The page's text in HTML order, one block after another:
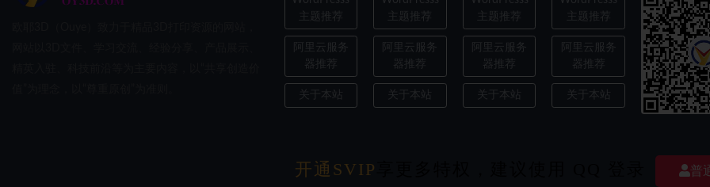
主题推荐
阿里云服务
器推荐
关于本站
主题推荐
阿里云服务
器推荐
关于本站
主题推荐
阿里云服务
器推荐
关于本站
主题推荐
阿里云服务
器推荐
关于本站
Copyright © 2022 经验交流
开通SVIP 普